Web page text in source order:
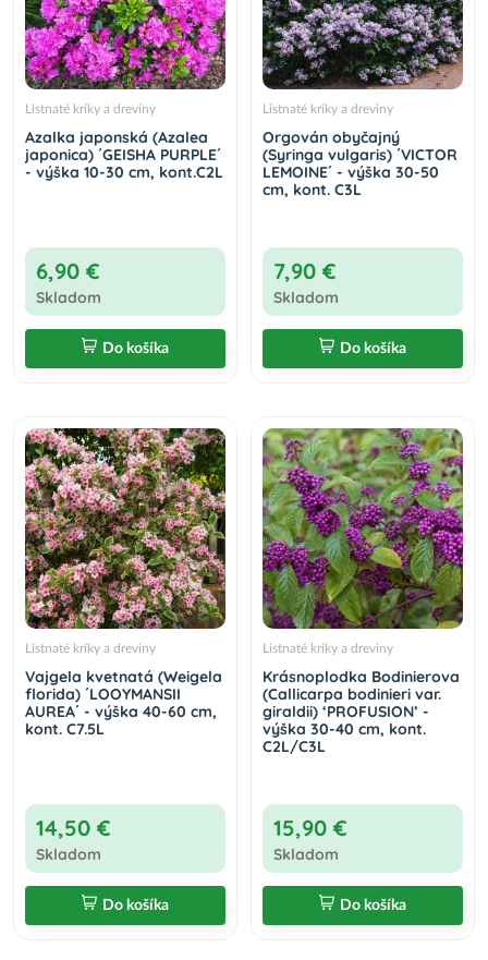
Listnaté kríky a dreviny
Azalka japonská (Azalea
japonica) ´GEISHA PURPLE´
- výška 10-30 cm, kont.C2L
6,90 €
Skladom
Do košíka
Listnaté kríky a dreviny
Orgován obyčajný
(Syringa vulgaris) ´VICTOR
LEMOINE´ - výška 30-50
cm, kont. C3L
7,90 €
Skladom
Do košíka
Listnaté kríky a dreviny
Vajgela kvetnatá (Weigela
florida) ´LOOYMANSII
AUREA´ - výška 40-60 cm,
kont. C7.5L
14,50 €
Skladom
Do košíka
Listnaté kríky a dreviny
Krásnoplodka Bodinierova
(Callicarpa bodinieri var.
giraldii) ‘PROFUSION’ -
výška 30-40 cm, kont.
C2L/C3L
15,90 €
Skladom
Do košíka